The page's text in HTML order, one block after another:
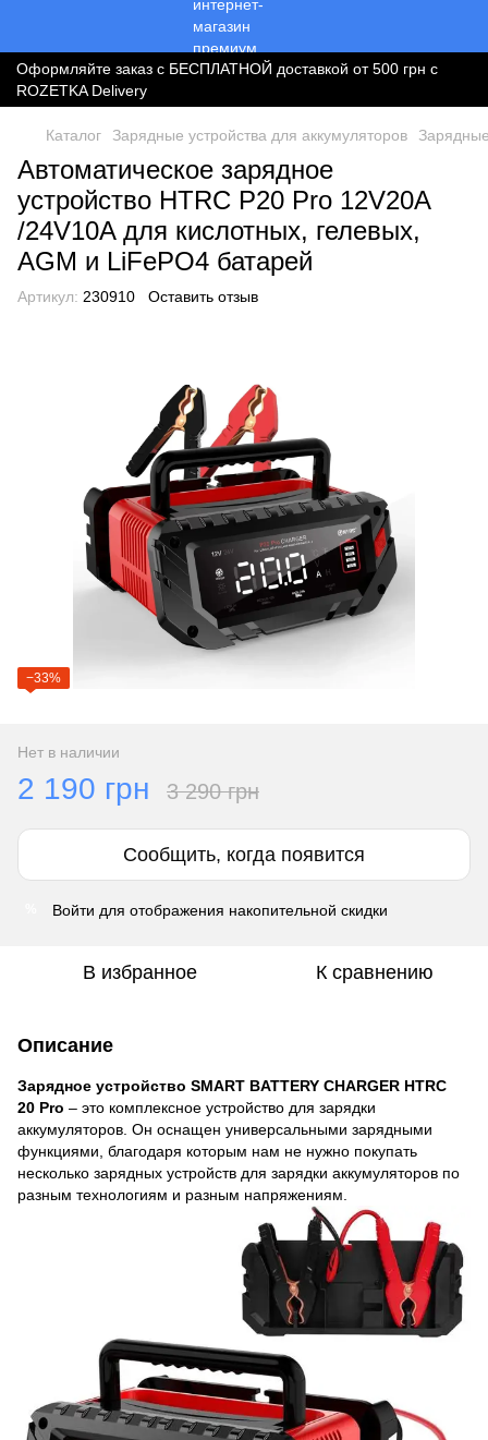
Оформляйте заказ с БЕСПЛАТНОЙ доставкой от 500 грн с
ROZETKA Delivery
Каталог Зарядные устройства для аккумуляторов
Автоматическое зарядное
устройство HTRC P20 Pro 12V20A
/24V10A для кислотных, гелевых,
AGM и LiFePO4 батарей
Артикул: 230910 Оставить отзыв
−33%
Нет в наличии
2 190 грн 3 290 грн
Сообщить, когда появится
Войти для отображения накопительной скидки
В избранное К сравнению
Описание
Зарядное устройство SMART BATTERY CHARGER HTRC
20 Pro – это комплексное устройство для зарядки
аккумуляторов. Он оснащен универсальными зарядными
функциями, благодаря которым нам не нужно покупать
несколько зарядных устройств для зарядки аккумуляторов по
разным технологиям и разным напряжениям.